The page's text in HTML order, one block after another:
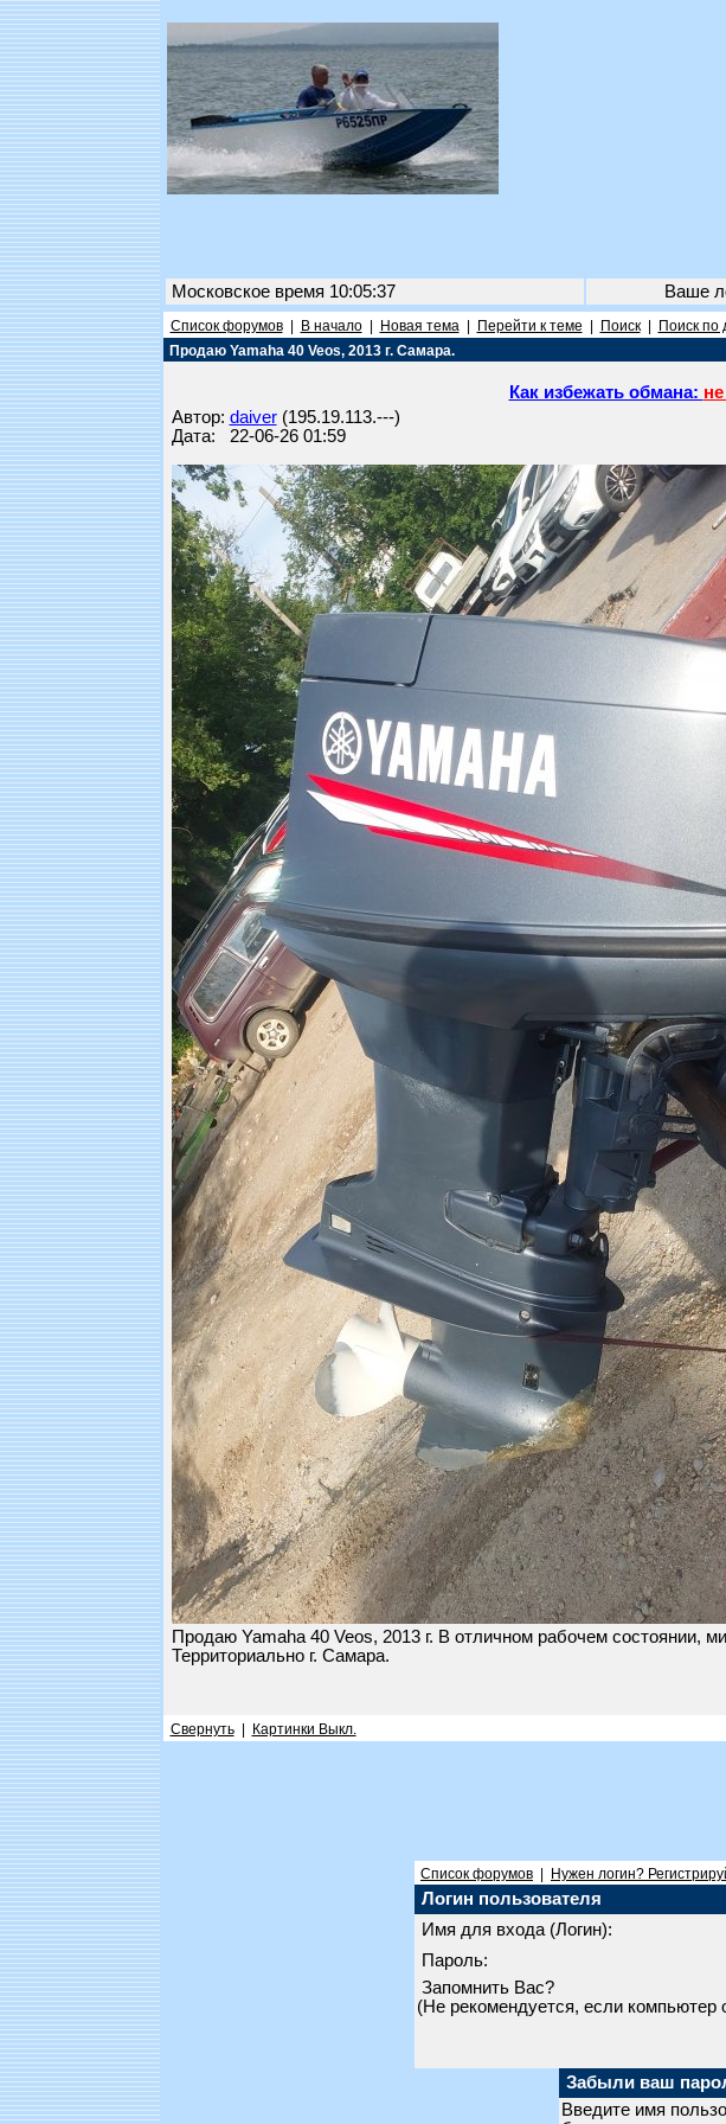
Московское время 10:05:37 Ваше
Список форумов| В начало| Новая тема| Перейти к теме Поиск| Поиск по
Продаю Yamaha 40 Veos, 2013 г. Самара.
Как избежать обмана:
Автор: daiver(195.19.113.---)
Дата: 22-06-26 01:59
Продаю Yamaha 40 Veos, 2013 г. В отличном рабочем состоянии,
Территориально г. Самара.
Свернуть| Картинки Выкл.
Список форумов Нужен логин?
Логин пользователя
Имя для входа (Логин):
Пароль:
Запомнить Вас?
(Не рекомендуется, если компьютер
Забыли ваш
Введите имя